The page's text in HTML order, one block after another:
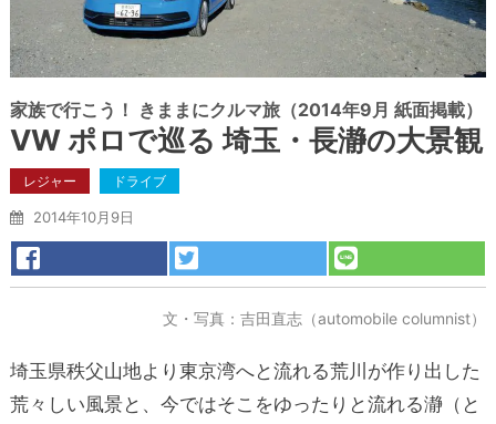
家族で行こう！ きままにクルマ旅（2014年9月 紙面掲載）
VW ポロで巡る 埼玉・長瀞の大景観
レジャー ドライブ
2014年10月9日
文・写真：吉田直志（automobile columnist）
埼玉県秩父山地より東京湾へと流れる荒川が作り出した
荒々しい風景と、今ではそこをゆったりと流れる瀞（と